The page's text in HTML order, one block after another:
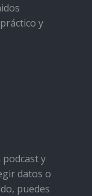
y
y
datos o
puedes